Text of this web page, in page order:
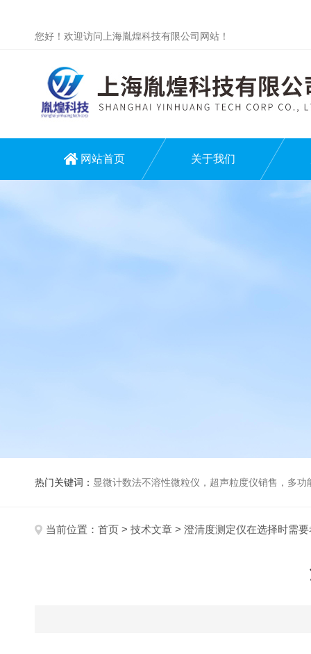
您好！欢迎访问上海胤煌科技有限公司网站！
网站首页 关于我们
热门关键词： 显微计数法不溶性微粒仪，超声粒度仪销售，多功能超声粒度分析仪，粒度及
当前位置： 首页 > 技术文章 > 澄清度测定仪在选择时需